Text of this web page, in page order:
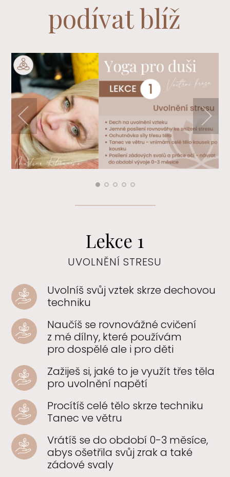
podívat blíž
Lekce 1
UVOLNĚNÍ STRESU
Uvolníš svůj vztek skrze dechovou
techniku
Naučíš se rovnovážné cvičení
z mé dílny, které používám
pro dospělé ale i pro děti
Zažiješ si, jaké to je využít třes těla
pro uvolnění napětí
Procítíš celé tělo skrze techniku
Tanec ve větru
Vrátíš se do období 0-3 měsíce,
abys ošetřila svůj zrak a také
zádové svaly